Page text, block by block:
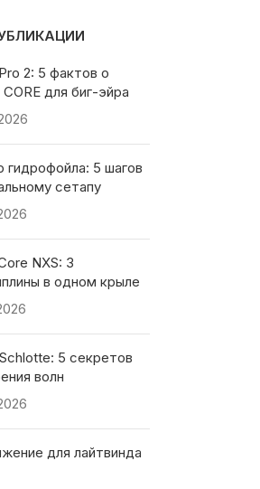
2: 5 фактов о
для биг-эйра
гидрофойла: 5 шагов
сетапу
NXS: 3
в одном крыле
5 секретов
волн
для лайтвинда